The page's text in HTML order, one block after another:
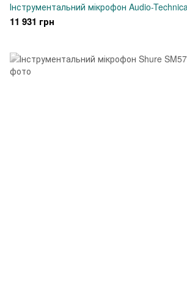
Інструментальний мікрофон Audio-
11 931 грн